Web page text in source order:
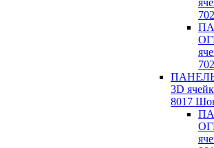
3D
8017